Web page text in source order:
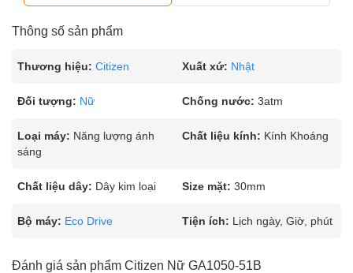
Thông số sản phẩm
Thương hiệu: Citizen Xuất xứ: Nhật
Đối tượng: Nữ Chống nước: 3atm
Loại máy: Năng lượng ánh
sáng
Chất liệu kính: Kính Khoáng
Chất liệu dây: Dây kim loại Size mặt: 30mm
Bộ máy: Eco Drive Tiện ích: Lịch ngày, Giờ, phút
Đánh giá sản phẩm Citizen Nữ GA1050-51B